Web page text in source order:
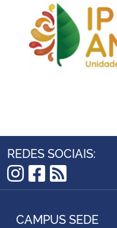
REDES SOCIAIS:
Instagram
Facebook
RSS
CAMPUS SEDE